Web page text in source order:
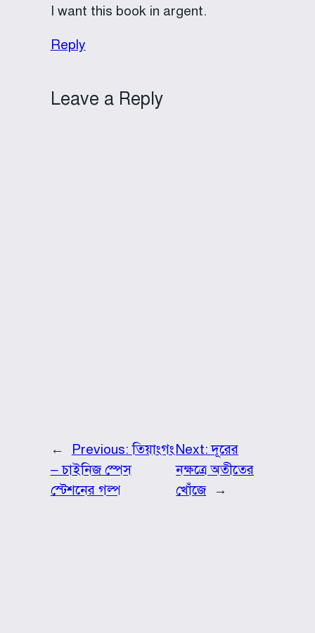
I want this book in argent.
Reply
Leave a Reply
← Previous:তিয়াংগং
– চাইনিজ স্পেস
স্টেশনের গল্প
Next:দূরের
নক্ষত্রে অতীতের
খোঁজে
→